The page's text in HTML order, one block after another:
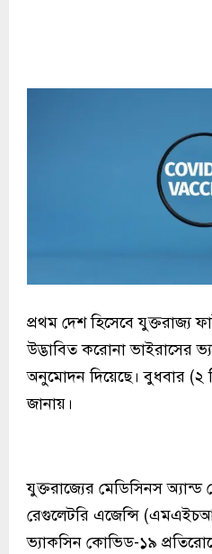
প্রথম দেশ হিসেবে যুক্তরাজ্য
উদ্ভাবিত করোনা ভাইরাসের
অনুমোদন দিয়েছে। বুধবার (২
জানায়।
যুক্তরাজ্যের মেডিসিনস অ্যান্ড
রেগুলেটরি এজেন্সি
ভ্যাকসিন কোভিড-১৯